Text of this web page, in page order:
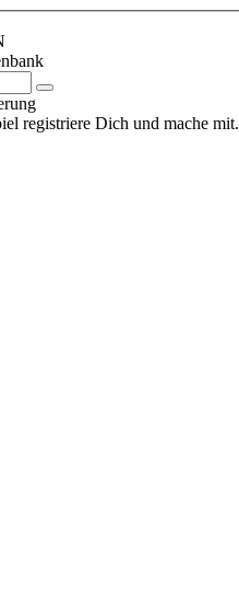
registriere Dich und mache mit.